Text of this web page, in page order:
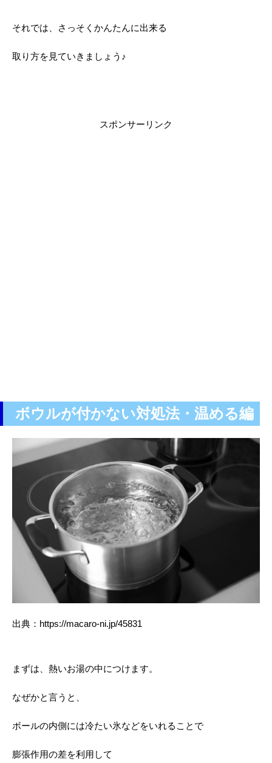
それでは、さっそくかんたんに出来る
取り方を見ていきましょう♪
スポンサーリンク
ボウルが付かない対処法・温める編
出典：https://macaro-ni.jp/45831
まずは、熱いお湯の中につけます。
なぜかと言うと、
ボールの内側には冷たい氷などをいれることで
膨張作用の差を利用して